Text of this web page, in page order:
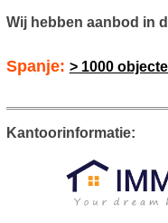
Wij hebben aanbod in
Spanje: > 1000
Kantoorinformatie: